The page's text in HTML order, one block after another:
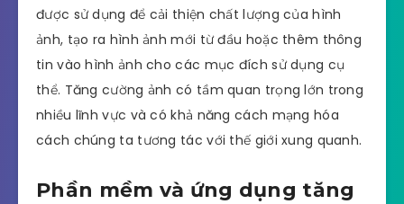
được sử dụng để cải thiện chất lượng của hình
ảnh, tạo ra hình ảnh mới từ đầu hoặc thêm thông
tin vào hình ảnh cho các mục đích sử dụng cụ
thể. Tăng cường ảnh có tầm quan trọng lớn trong
nhiều lĩnh vực và có khả năng cách mạng hóa
cách chúng ta tương tác với thế giới xung quanh.
Phần mềm và ứng dụng tăng